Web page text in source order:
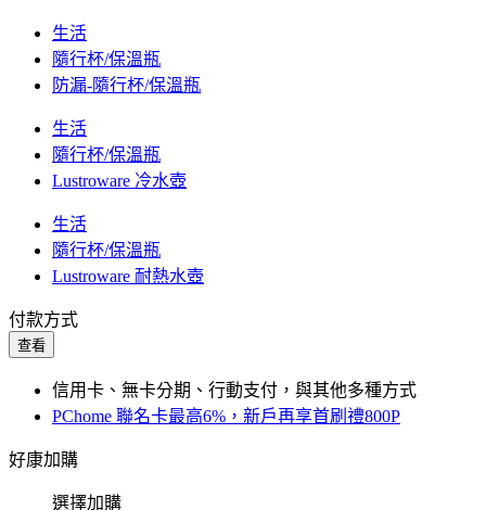
生活
隨行杯/保溫瓶
防漏-隨行杯/保溫瓶
生活
隨行杯/保溫瓶
Lustroware 冷水壺
生活
隨行杯/保溫瓶
Lustroware 耐熱水壺
付款方式
查看
信用卡、無卡分期、行動支付，與其他多種方式
PChome 聯名卡最高6%，新戶再享首刷禮800P
好康加購
選擇加購